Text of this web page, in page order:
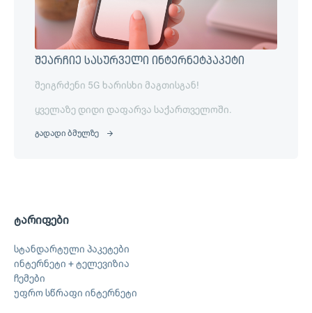
შეარჩიე სასურველი ინტერნეტპაკეტი
შეიგრძენი 5G ხარისხი მაგთისგან!
ყველაზე დიდი დაფარვა საქართველოში.
გადადი ბმულზე
ტარიფები
სტანდარტული პაკეტები
ინტერნეტი + ტელევიზია
ჩემები
უფრო სწრაფი ინტერნეტი